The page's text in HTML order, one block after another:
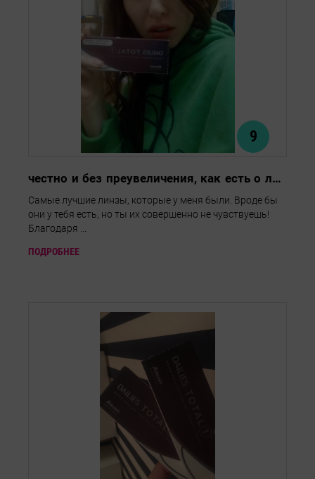
9
честно и без преувеличения, как есть о линзах Alcon Dailies Total 1
Самые лучшие линзы, которые у меня были. Вроде бы
они у тебя есть, но ты их совершенно не чувствуешь!
Благодаря ...
ПОДРОБНЕЕ